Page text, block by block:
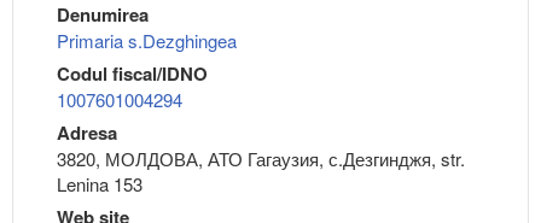
Denumirea
Primaria s.Dezghingea
Codul fiscal/IDNO
1007601004294
Adresa
3820, МОЛДОВА, АТО Гагаузия, с.Дезгинджя, str.
Lenina 153
Web site